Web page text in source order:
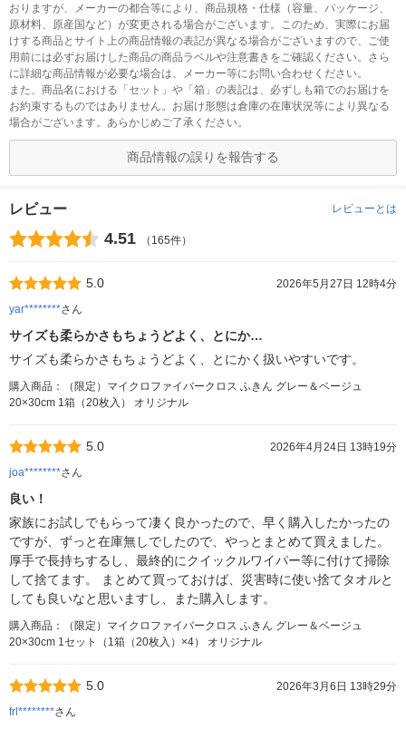
おりますが、メーカーの都合等により、商品規格・仕様（容量、パッケージ、
原材料、原産国など）が変更される場合がございます。このため、実際にお届
けする商品とサイト上の商品情報の表記が異なる場合がございますので、ご使
用前には必ずお届けした商品の商品ラベルや注意書きをご確認ください。さら
に詳細な商品情報が必要な場合は、メーカー等にお問い合わせください。
また、商品名における「セット」や「箱」の表記は、必ずしも箱でのお届けを
お約束するものではありません。お届け形態は倉庫の在庫状況等により異なる
場合がございます。あらかじめご了承ください。
商品情報の誤りを報告する
レビュー レビューとは
4.51 （165件）
5.0
2026年5月27日 12時4分
yar********さん
サイズも柔らかさもちょうどよく、とにか…
サイズも柔らかさもちょうどよく、とにかく扱いやすいです。
購入商品：（限定）マイクロファイバークロス ふきん グレー＆ベージュ
20×30cm 1箱（20枚入） オリジナル
5.0
2026年4月24日 13時19分
joa********さん
良い！
家族にお試しでもらって凄く良かったので、早く購入したかったの
ですが、ずっと在庫無しでしたので、やっとまとめて買えました。
厚手で長持ちするし、最終的にクイックルワイパー等に付けて掃除
して捨てます。 まとめて買っておけば、災害時に使い捨てタオルと
しても良いなと思いますし、また購入します。
購入商品：（限定）マイクロファイバークロス ふきん グレー＆ベージュ
20×30cm 1セット（1箱（20枚入）×4） オリジナル
5.0
2026年3月6日 13時29分
frl********さん